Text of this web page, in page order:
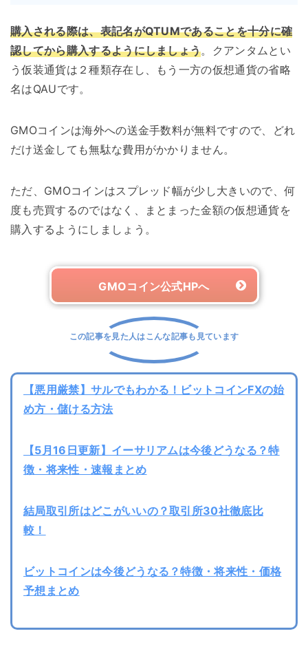
購入される際は、表記名がQTUMであることを十分に確
認してから購入するようにしましょう。クアンタムとい
う仮装通貨は２種類存在し、もう一方の仮想通貨の省略
名はQAUです。
GMOコインは海外への送金手数料が無料ですので、どれ
だけ送金しても無駄な費用がかかりません。
ただ、GMOコインはスプレッド幅が少し大きいので、何
度も売買するのではなく、まとまった金額の仮想通貨を
購入するようにしましょう。
GMOコイン公式HPへ
この記事を見た人はこんな記事も見ています
【悪用厳禁】サルでもわかる！ビットコインFXの始
め方・儲ける方法
【5月16日更新】イーサリアムは今後どうなる？特
徴・将来性・速報まとめ
結局取引所はどこがいいの？取引所30社徹底比
較！
ビットコインは今後どうなる？特徴・将来性・価格
予想まとめ